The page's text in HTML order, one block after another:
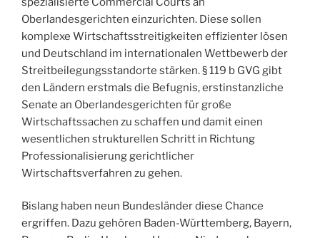
Oberlandesgerichten einzurichten. Diese sollen
komplexe Wirtschaftsstreitigkeiten effizienter lösen
und Deutschland im internationalen Wettbewerb der
Streitbeilegungsstandorte stärken. § 119 b GVG gibt
den Ländern erstmals die Befugnis, erstinstanzliche
Senate an Oberlandesgerichten für große
Wirtschaftssachen zu schaffen und damit einen
wesentlichen strukturellen Schritt in Richtung
Professionalisierung gerichtlicher
Wirtschaftsverfahren zu gehen.
Bislang haben neun Bundesländer diese Chance
ergriffen. Dazu gehören Baden-Württemberg, Bayern,